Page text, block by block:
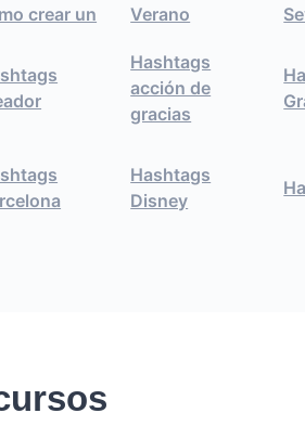
crear un
Verano
Hashtags
acción de
gracias
Hashtags
Disney